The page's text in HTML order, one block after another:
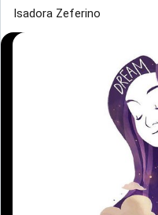
Isadora Zeferino